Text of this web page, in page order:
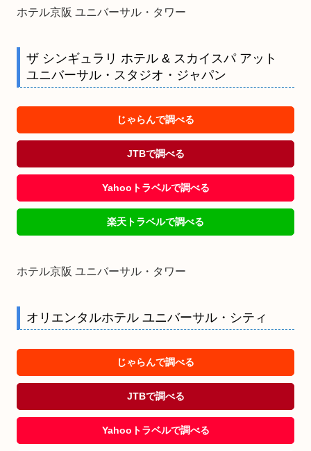
ホテル京阪 ユニバーサル・タワー
ザ シンギュラリ ホテル & スカイスパ アット
ユニバーサル・スタジオ・ジャパン
じゃらんで調べる
JTBで調べる
Yahooトラベルで調べる
楽天トラベルで調べる
ホテル京阪 ユニバーサル・タワー
オリエンタルホテル ユニバーサル・シティ
じゃらんで調べる
JTBで調べる
Yahooトラベルで調べる